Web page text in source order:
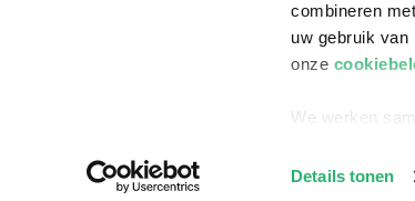
combineren
uw gebruik
onze
We werken
Details tonen